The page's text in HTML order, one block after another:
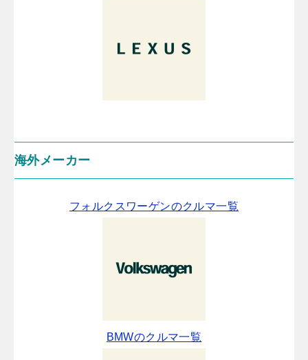
海外メーカー
フォルクスワーゲンのクルマ一覧
BMWのクルマ一覧